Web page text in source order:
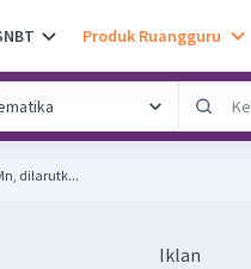
Produk Ruangguru
dilarutk...
Iklan